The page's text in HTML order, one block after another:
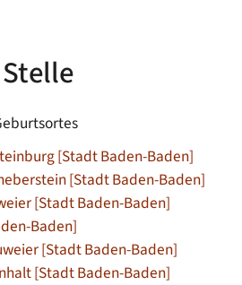
[Stadt Baden-Baden]
[Stadt Baden-Baden]
[Stadt Baden-Baden]
Baden]
[Stadt Baden-Baden]
[Stadt Baden-Baden]